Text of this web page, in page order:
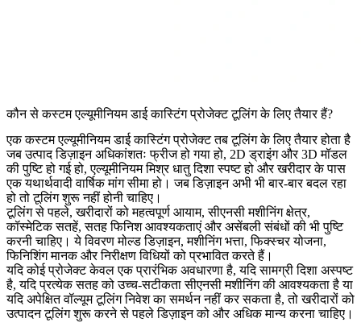
कौन से कस्टम एल्यूमीनियम डाई कास्टिंग प्रोजेक्ट टूलिंग के लिए तैयार हैं?
एक कस्टम एल्यूमीनियम डाई कास्टिंग प्रोजेक्ट तब टूलिंग के लिए तैयार होता है
जब उत्पाद डिज़ाइन अधिकांशतः फ्रीज हो गया हो, 2D ड्राइंग और 3D मॉडल
की पुष्टि हो गई हो, एल्यूमीनियम मिश्र धातु दिशा स्पष्ट हो और खरीदार के पास
एक यथार्थवादी वार्षिक मांग सीमा हो। जब डिज़ाइन अभी भी बार-बार बदल रहा
हो तो टूलिंग शुरू नहीं होनी चाहिए।
टूलिंग से पहले, खरीदारों को महत्वपूर्ण आयाम, सीएनसी मशीनिंग क्षेत्र,
कॉस्मेटिक सतहें, सतह फिनिश आवश्यकताएं और असेंबली संबंधों की भी पुष्टि
करनी चाहिए। ये विवरण मोल्ड डिज़ाइन, मशीनिंग भत्ता, फिक्स्चर योजना,
फिनिशिंग मानक और निरीक्षण विधियों को प्रभावित करते हैं।
यदि कोई प्रोजेक्ट केवल एक प्रारंभिक अवधारणा है, यदि सामग्री दिशा अस्पष्ट
है, यदि प्रत्येक सतह को उच्च-सटीकता सीएनसी मशीनिंग की आवश्यकता है या
यदि अपेक्षित वॉल्यूम टूलिंग निवेश का समर्थन नहीं कर सकता है, तो खरीदारों को
उत्पादन टूलिंग शुरू करने से पहले डिज़ाइन को और अधिक मान्य करना चाहिए।